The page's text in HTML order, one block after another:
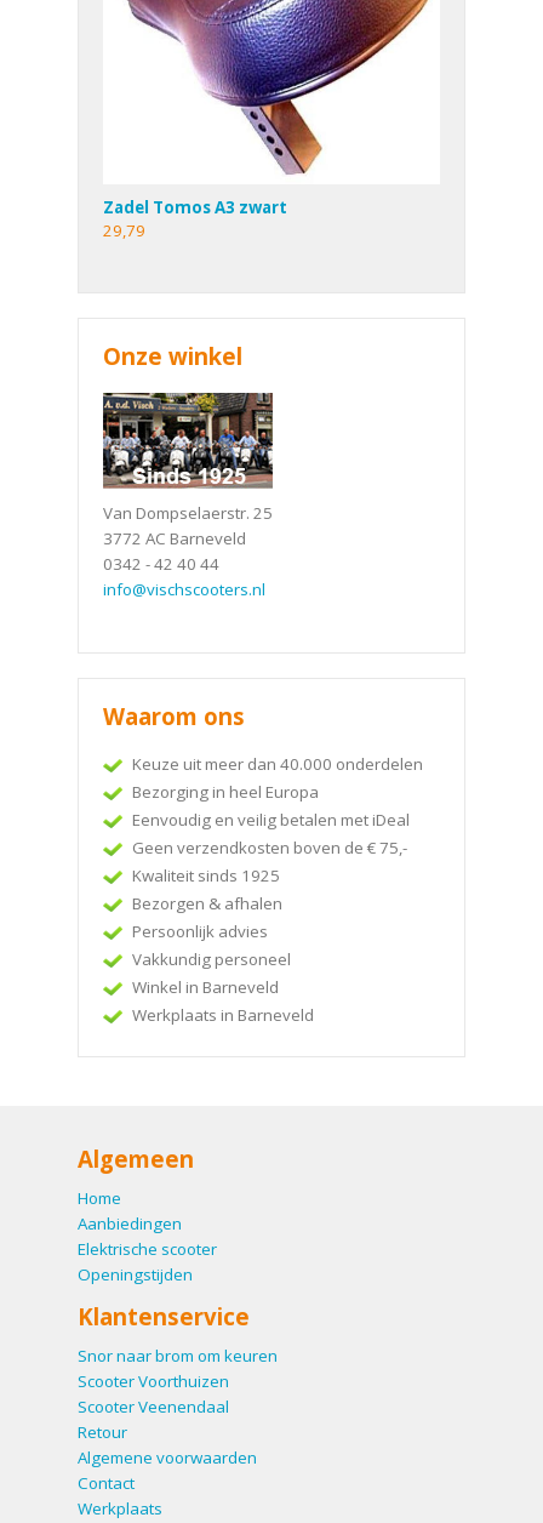
Zadel Tomos A3 zwart
29,79
Onze winkel
Van Dompselaerstr. 25
3772 AC Barneveld
0342 - 42 40 44
info@vischscooters.nl
Waarom ons
Keuze uit meer dan 40.000 onderdelen
Bezorging in heel Europa
Eenvoudig en veilig betalen met iDeal
Geen verzendkosten boven de € 75,-
Kwaliteit sinds 1925
Bezorgen & afhalen
Persoonlijk advies
Vakkundig personeel
Winkel in Barneveld
Werkplaats in Barneveld
Algemeen
Home
Aanbiedingen
Elektrische scooter
Openingstijden
Klantenservice
Snor naar brom om keuren
Scooter Voorthuizen
Scooter Veenendaal
Retour
Algemene voorwaarden
Contact
Werkplaats